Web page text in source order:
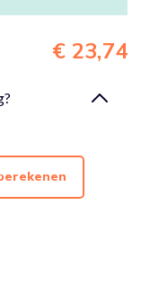
€ 23,74